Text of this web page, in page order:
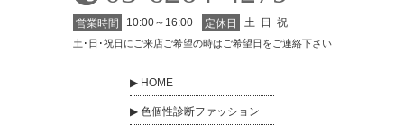
営業時間 10:00～16:00 定休日 土･日･祝
土･日･祝日にご来店ご希望の時はご希望日をご連絡下さい
HOME
色個性診断ファッション